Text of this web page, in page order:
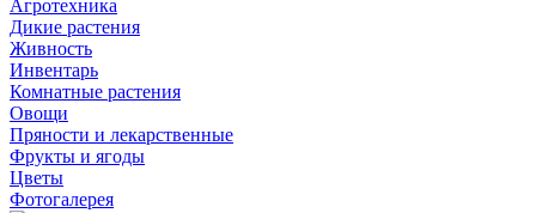
Агротехника
Дикие растения
Живность
Инвентарь
Комнатные растения
Овощи
Пряности и лекарственные
Фрукты и ягоды
Цветы
Фотогалерея